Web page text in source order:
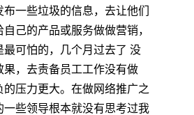
一些垃圾的信息，去让他们
己的产品或服务做做营销，
最可怕的，几个月过去了 没
果，去责备员工工作没有做
的压力更大。在做网络推广之
一些领导根本就没有思考过我